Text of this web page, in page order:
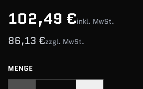
102,49 €inkl. MwSt.
86,13 €zzgl. MwSt.
MENGE